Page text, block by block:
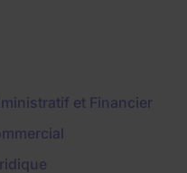
et Financier